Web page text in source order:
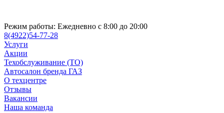
Режим работы: Ежедневно с 8:00 до 20:00
8(4922)54-77-28
Услуги
Акции
Техобслуживание (ТО)
Автосалон бренда ГАЗ
О техцентре
Отзывы
Вакансии
Наша команда